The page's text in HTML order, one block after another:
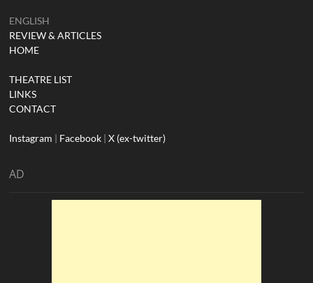
ENGLISH
REVIEW & ARTICLES
HOME
THEATRE LIST
LINKS
CONTACT
Instagram | Facebook |X (ex-twitter)
AD